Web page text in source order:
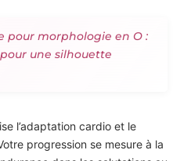
pour morphologie en O :
une silhouette
l’adaptation cardio et le
progression se mesure à la